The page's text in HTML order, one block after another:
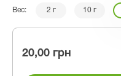
Вес: 2 г 10 г
20,00 грн